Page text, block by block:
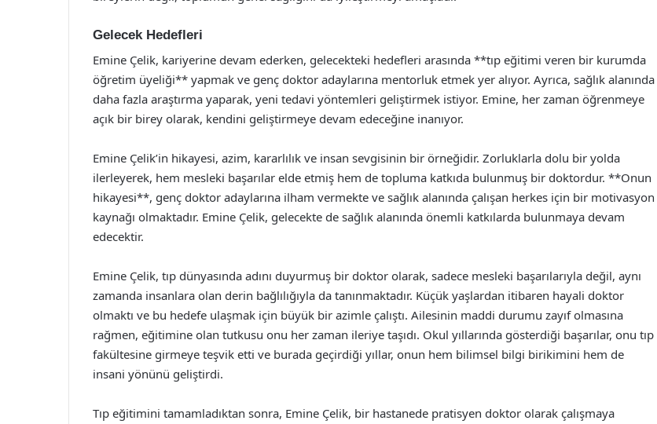
Gelecek Hedefleri
Emine Çelik, kariyerine devam ederken, gelecekteki hedefleri arasında **tıp eğitimi veren bir kurumda
öğretim üyeliği** yapmak ve genç doktor adaylarına mentorluk etmek yer alıyor. Ayrıca, sağlık alanında
daha fazla araştırma yaparak, yeni tedavi yöntemleri geliştirmek istiyor. Emine, her zaman öğrenmeye
açık bir birey olarak, kendini geliştirmeye devam edeceğine inanıyor.
Emine Çelik’in hikayesi, azim, kararlılık ve insan sevgisinin bir örneğidir. Zorluklarla dolu bir yolda
ilerleyerek, hem mesleki başarılar elde etmiş hem de topluma katkıda bulunmuş bir doktordur. **Onun
hikayesi**, genç doktor adaylarına ilham vermekte ve sağlık alanında çalışan herkes için bir motivasyon
kaynağı olmaktadır. Emine Çelik, gelecekte de sağlık alanında önemli katkılarda bulunmaya devam
edecektir.
Emine Çelik, tıp dünyasında adını duyurmuş bir doktor olarak, sadece mesleki başarılarıyla değil, aynı
zamanda insanlara olan derin bağlılığıyla da tanınmaktadır. Küçük yaşlardan itibaren hayali doktor
olmaktı ve bu hedefe ulaşmak için büyük bir azimle çalıştı. Ailesinin maddi durumu zayıf olmasına
rağmen, eğitimine olan tutkusu onu her zaman ileriye taşıdı. Okul yıllarında gösterdiği başarılar, onu tıp
fakültesine girmeye teşvik etti ve burada geçirdiği yıllar, onun hem bilimsel bilgi birikimini hem de
insani yönünü geliştirdi.
Tıp eğitimini tamamladıktan sonra, Emine Çelik, bir hastanede pratisyen doktor olarak çalışmaya